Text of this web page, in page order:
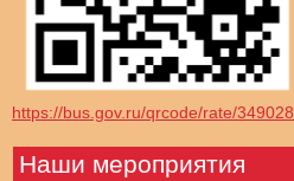
https://bus.gov.ru/qrcode/rate/349028
Наши мероприятия